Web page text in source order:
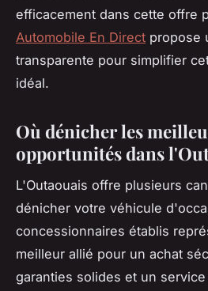
efficacement dans cette offre
Automobile En Direct propose
transparente pour simplifier
idéal.
Où dénicher les
opportunités dans
L'Outaouais offre plusieurs
dénicher votre véhicule
concessionnaires établis
meilleur allié pour un achat
garanties solides et un